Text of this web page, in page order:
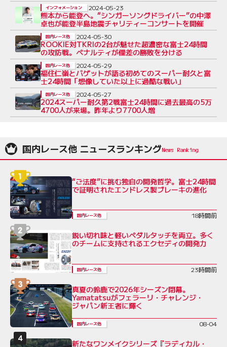
熊本から能登へ。“シンガーソングドライバー”の中澤
卓也が能登半島地震チャリティーコンサートを開催
インフォメーション 2024-05-23
ROOKIE対TKRIの2台が魅せた超濃密な富士24時間
の攻防戦。ペナルティが僅差の勝敗を分ける
国内レース他 2024-05-30
福住仁嶺とバゲットが語る初めてのスーパー耐久と富
士24時間「想像していた以上に過酷な戦い」
国内レース他 2024-05-29
2024スーパー耐久第2戦富士24時間に過去最高の5万
4700人が来場。昨年より7700人増
国内レース他 2024-05-27
国内レース他 ニュースランキング
“ご法度”に挑む独自の開発哲学。富士24時間
で証明されたエンドレス製ブレーキの進化
国内レース他 18時間前
鋭い切れ味と軽いペダルタッチを両立。多く
のチームに支持されるエクセディの開発力
国内レース他 23時間前
真夏の鈴鹿で2026年シーズン閉幕。
Yamatatsuがフェラーリ・チャレンジ・
ジャパン新王者に輝く
国内レース他 08-04
新たなワンメイクシリーズ『ラディカル・